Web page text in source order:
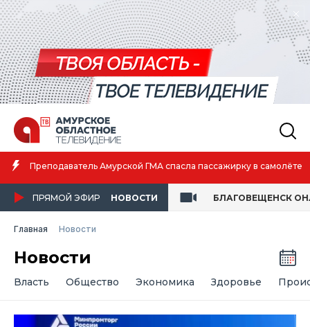
Преподаватель Амурской ГМА спасла пассажирку в самолёте
ПРЯМОЙ ЭФИР НОВОСТИ БЛАГОВЕЩЕНСК
Главная Новости
Новости
Власть Общество Экономика Здоровье